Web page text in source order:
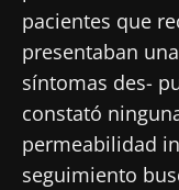
pacientes que
presentaban
síntomas des-
constató
permeabilidad
seguimiento